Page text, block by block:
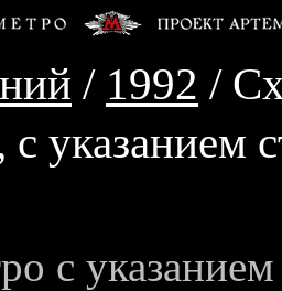
/ 1992 /
указанием
с